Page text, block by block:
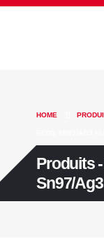
HOME
Produits
Sn97/